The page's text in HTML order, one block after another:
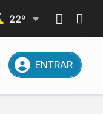
22º
ENTRAR